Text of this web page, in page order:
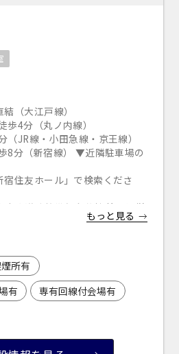
（大江戸線）
歩4分（丸ノ内線）
（JR線・小田急線・京王線）
8分（新宿線） ▼近隣駐車場の
住友ホール」で検索くださ
京都道路整備保全公社 管理運営
もっと見る
所有
有
専有回線付会場有
条件を